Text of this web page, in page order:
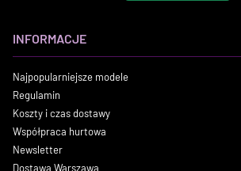
INFORMACJE
Najpopularniejsze modele
Regulamin
Koszty i czas dostawy
Współpraca hurtowa
Newsletter
Dostawa Warszawa